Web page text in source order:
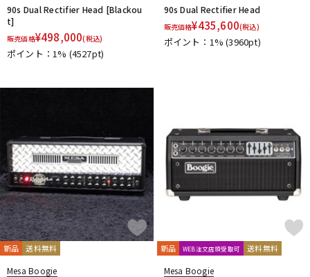
90s Dual Rectifier Head [Blackou
t]
販売価格¥498,000(税込)
ポイント：1% (4527pt)
90s Dual Rectifier Head
販売価格¥435,600(税込)
ポイント：1%(3960pt)
新品 送料無料
Mesa Boogie
新品 WEB注文店頭受取可 送料無料
Mesa Boogie